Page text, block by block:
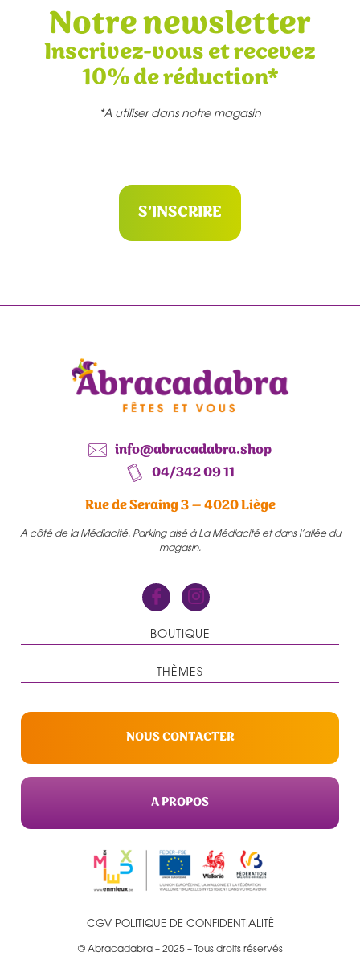
Notre newsletter
Inscrivez-vous et recevez
10% de réduction*
*A utiliser dans notre magasin
S'INSCRIRE
info@abracadabra.shop
04/342 09 11
Rue de Seraing 3 – 4020 Liège
A côté de la Médiacité. Parking aisé à La Médiacité et dans l’allée du
magasin.
BOUTIQUE
THÈMES
NOUS CONTACTER
A PROPOS
CGV POLITIQUE DE CONFIDENTIALITÉ
© Abracadabra – 2025 – Tous droits réservés